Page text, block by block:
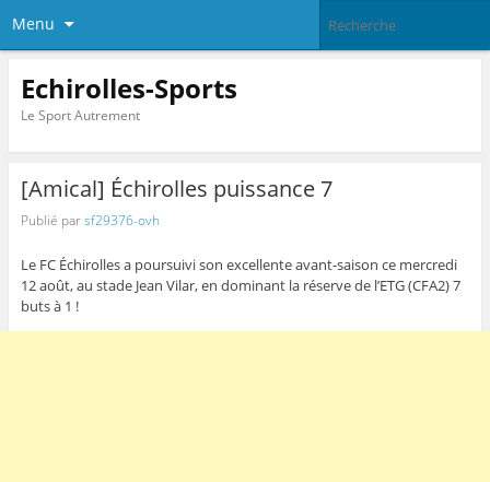
Menu
Echirolles-Sports
Le Sport Autrement
[Amical] Échirolles puissance 7
Publié parsf29376-ovh
Le FC Échirolles a poursuivi son excellente avant-saison ce mercredi
12 août, au stade Jean Vilar, en dominant la réserve de l’ETG (CFA2) 7
buts à 1 !